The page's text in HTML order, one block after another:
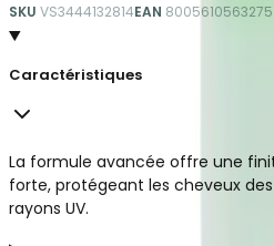
SKU VS3444132814EAN 8005610563275
Caractéristiques
La formule avancée offre une
forte, protégeant les cheveux
rayons UV.